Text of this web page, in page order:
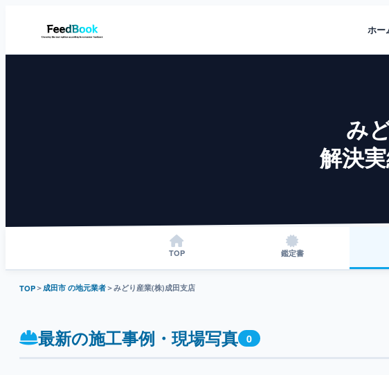
ホー
み
解決
TOP 鑑定書
TOP＞成田市 の地元業者＞みどり産業(株)成田支店
最新の施工事例・現場写真 0